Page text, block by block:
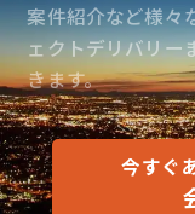
案件紹介など様々
ェクトデリバリー
きます。
今すぐ